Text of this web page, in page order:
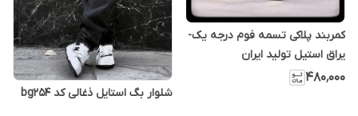
کمربند پلاکی تسمه فوم درجه یک-
یراق استیل تولید ایران
۴۸۰٬۰۰۰
شلوار بگ استایل ذغالی کد bg254